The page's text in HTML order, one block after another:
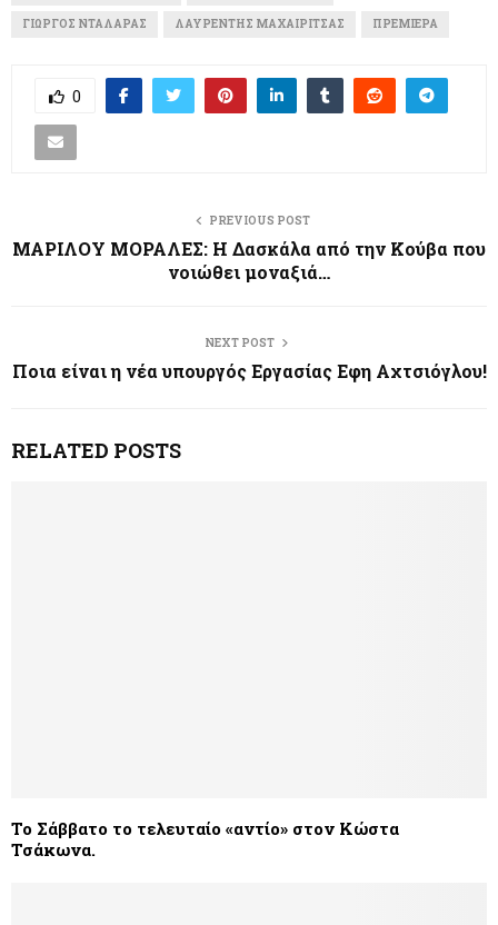
ΓΙΏΡΓΟΣ ΝΤΑΛΆΡΑΣ ΛΑΥΡΈΝΤΗΣ ΜΑΧΑΙΡΊΤΣΑΣ ΠΡΕΜΙΈΡΑ
0
PREVIOUS POST
ΜΑΡΙΛΟΥ ΜΟΡΑΛΕΣ: H Δασκάλα από την Κούβα που
νοιώθει μοναξιά…
NEXT POST
Ποια είναι η νέα υπουργός Εργασίας Εφη Αχτσιόγλου!
RELATED POSTS
Το Σάββατο το τελευταίο «αντίο» στον Κώστα
Τσάκωνα.